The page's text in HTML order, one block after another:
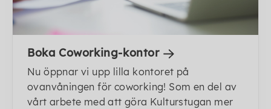
Boka Coworking-kontor
Nu öppnar vi upp lilla kontoret på
ovanvåningen för coworking! Som en del av
vårt arbete med att göra Kulturstugan mer